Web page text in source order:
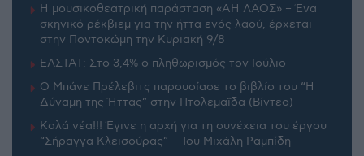
Η μουσικοθεατρική παράσταση «ΑΗ ΛΑΟΣ» – Ένα
σκηνικό ρέκβιεμ για την ήττα ενός λαού, έρχεται
στην Ποντοκώμη την Κυριακή 9/8
ΕΛΣΤΑΤ: Στο 3,4% ο πληθωρισμός τον Ιούλιο
Ο Μπάνε Πρέλεβιτς παρουσίασε το βιβλίο του “Η
Δύναμη της Ήττας” στην Πτολεμαΐδα (Βίντεο)
Καλά νέα!!! Έγινε η αρχή για τη συνέχεια του έργου
“Σήραγγα Κλεισούρας” – Του Μιχάλη Ραμπίδη